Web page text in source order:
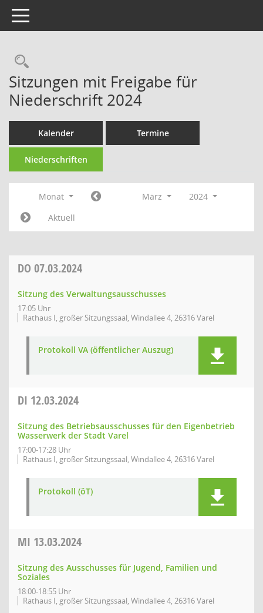
Toggle navigation
Rechercheauswahl
Sitzungen mit Freigabe für
Niederschrift 2024
Kalender Termine
Niederschriften
Monat März
2024
Aktuell
DO 07.03.2024
Sitzung des Verwaltungsausschusses
17:05 Uhr
Rathaus I, großer Sitzungssaal, Windallee 4, 26316 Varel
Protokoll VA (öffentlicher Auszug)
DI 12.03.2024
Sitzung des Betriebsausschusses für den Eigenbetrieb
Wasserwerk der Stadt Varel
17:00-17:28 Uhr
Rathaus I, großer Sitzungssaal, Windallee 4, 26316 Varel
Protokoll (öT)
MI 13.03.2024
Sitzung des Ausschusses für Jugend, Familien und
Soziales
18:00-18:55 Uhr
Rathaus I, großer Sitzungssaal, Windallee 4, 26316 Varel